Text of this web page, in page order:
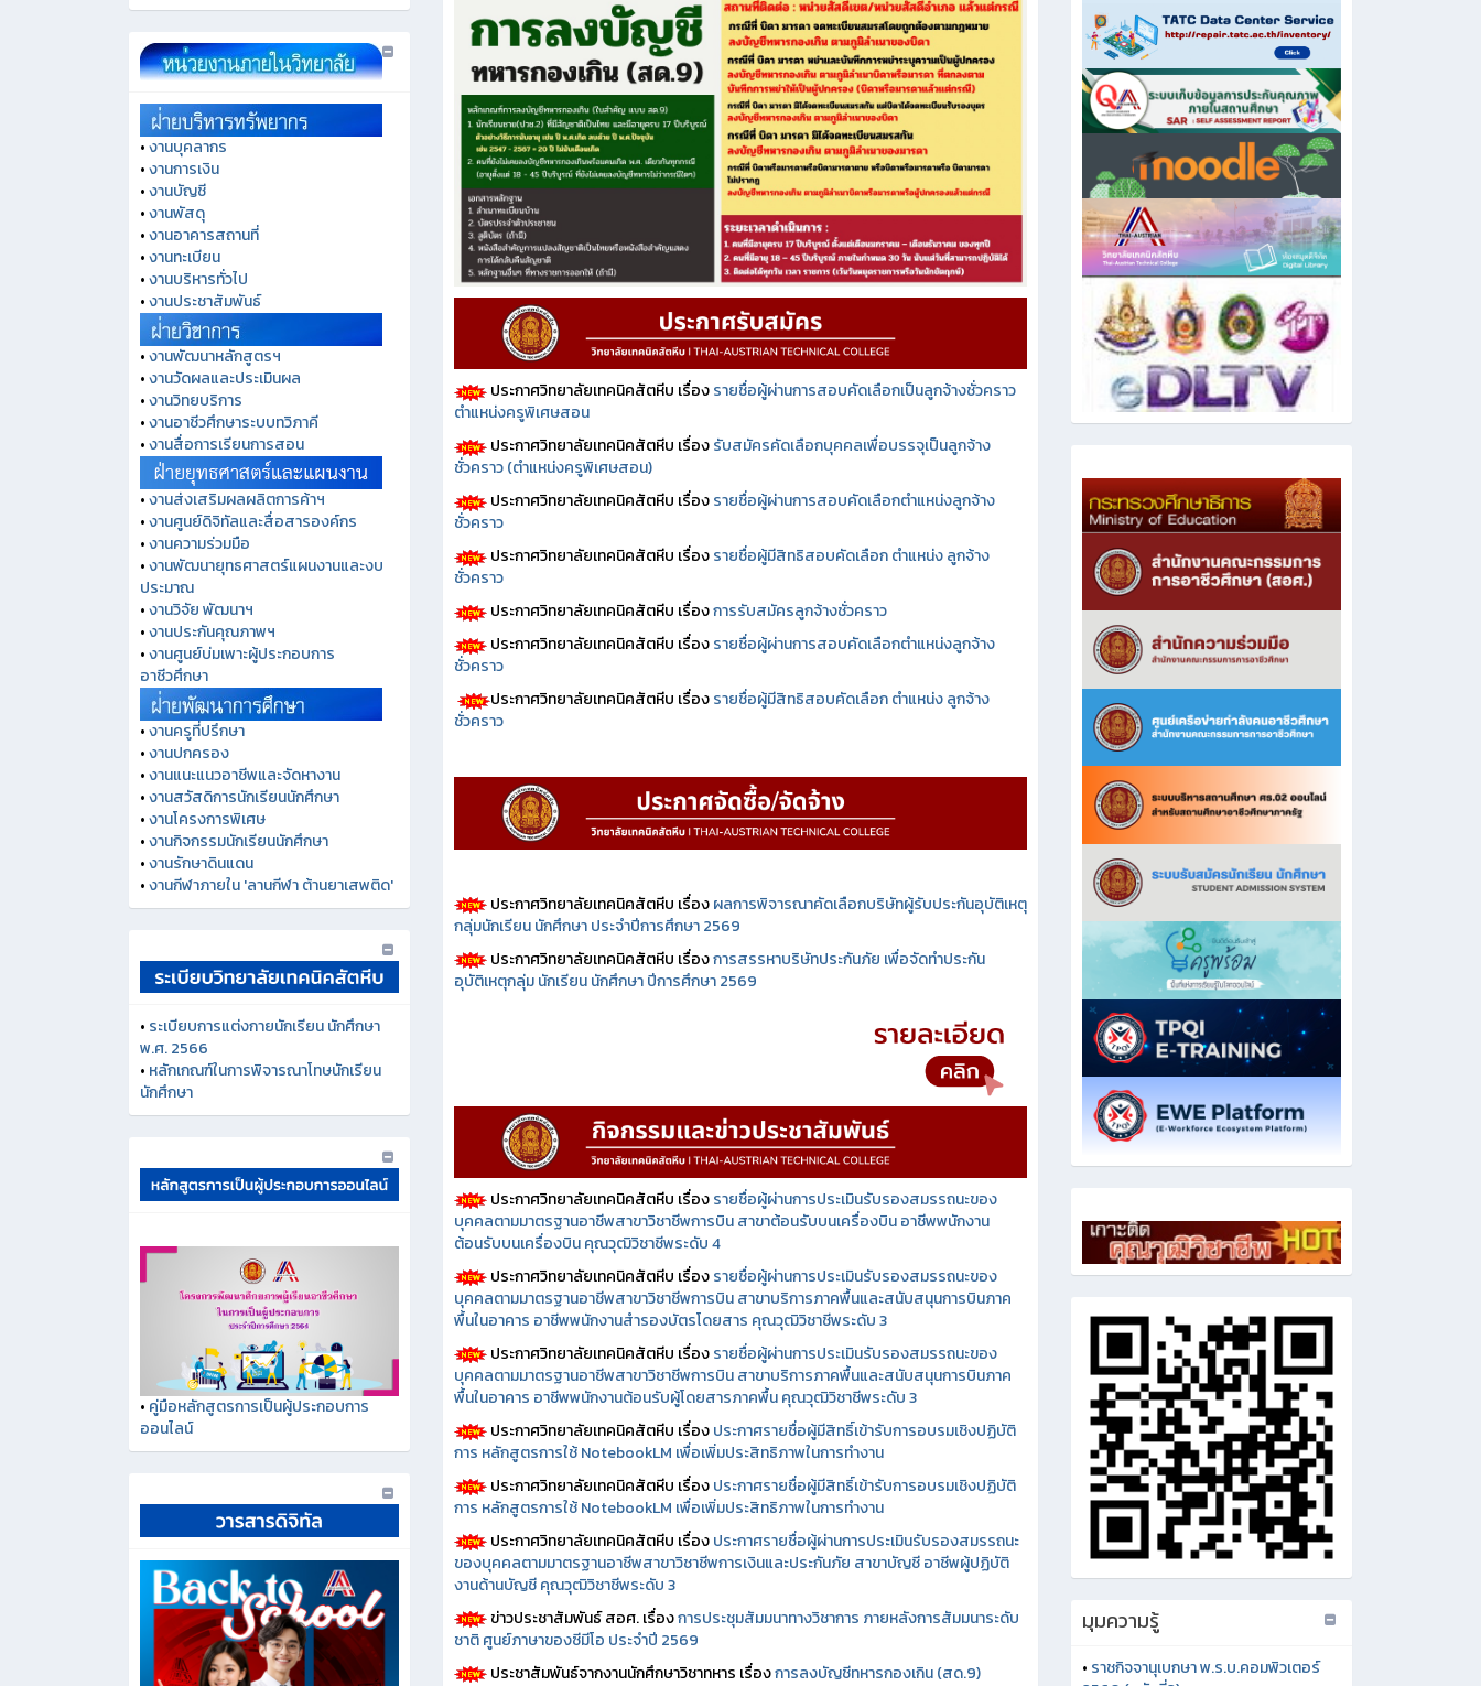
•งานบุคลากร
•งานการเงิน
•งานบัญชี
•งานพัสดุ
•งานอาคารสถานที่
•งานทะเบียน
•งานบริหารทั่วไป
•งานประชาสัมพันธ์
•งานพัฒนาหลักสูตรฯ
•งานวัดผลและประเมินผล
•งานวิทยบริการ
•งานอาชีวศึกษาระบบทวิภาคี
•งานสื่อการเรียนการสอน
•งานส่งเสริมผลผลิตการค้าฯ
•งานศูนย์ดิจิทัลและสื่อสารองค์กร
•งานความร่วมมือ
•งานพัฒนายุทธศาสตร์แผนงานและงบ
ประมาณ
•งานวิจัย พัฒนาฯ
•งานประกันคุณภาพฯ
•งานศูนย์บ่มเพาะผู้ประกอบการ
อาชีวศึกษา
•งานครูที่ปรึกษา
•งานปกครอง
•งานแนะแนวอาชีพและจัดหางาน
•งานสวัสดิการนักเรียนนักศึกษา
•งานโครงการพิเศษ
•งานกิจกรรมนักเรียนนักศึกษา
•งานรักษาดินแดน
•งานกีฬาภายใน 'ลานกีฬา ต้านยาเสพติด'
• ระเบียบการแต่งกายนักเรียน นักศึกษา
พ.ศ. 2566
• หลักเกณฑ์ในการพิจารณาโทษนักเรียน
นักศึกษา
• คู่มือหลักสูตรการเป็นผู้ประกอบการ
ออนไลน์
ประกาศวิทยาลัยเทคนิคสัตหีบ เรื่องรายชื่อผู้ผ่านการสอบคัดเลือกเป็นลูกจ้างชั่วคราว
ตำแหน่งครูพิเศษสอน
ประกาศวิทยาลัยเทคนิคสัตหีบ เรื่องรับสมัครคัดเลือกบุคคลเพื่อบรรจุเป็นลูกจ้าง
ชั่วคราว (ตำแหน่งครูพิเศษสอน)
ประกาศวิทยาลัยเทคนิคสัตหีบ เรื่องรายชื่อผู้ผ่านการสอบคัดเลือกตำแหน่งลูกจ้าง
ชั่วคราว
ประกาศวิทยาลัยเทคนิคสัตหีบ เรื่องรายชื่อผู้มีสิทธิสอบคัดเลือก ตำแหน่ง ลูกจ้าง
ชั่วคราว
ประกาศวิทยาลัยเทคนิคสัตหีบ เรื่องการรับสมัครลูกจ้างชั่วคราว
ประกาศวิทยาลัยเทคนิคสัตหีบ เรื่องรายชื่อผู้ผ่านการสอบคัดเลือกตำแหน่งลูกจ้าง
ชั่วคราว
ประกาศวิทยาลัยเทคนิคสัตหีบ เรื่องรายชื่อผู้มีสิทธิสอบคัดเลือก ตำแหน่ง ลูกจ้าง
ชั่วคราว
ประกาศวิทยาลัยเทคนิคสัตหีบ เรื่องผลการพิจารณาคัดเลือกบริษัทผู้รับประกันอุบัติเหตุ
กลุ่มนักเรียน นักศึกษา ประจำปีการศึกษา 2569
ประกาศวิทยาลัยเทคนิคสัตหีบ เรื่องการสรรหาบริษัทประกันภัย เพื่อจัดทำประกัน
อุบัติเหตุกลุ่ม นักเรียน นักศึกษา ปีการศึกษา 2569
ประกาศวิทยาลัยเทคนิคสัตหีบ เรื่องรายชื่อผู้ผ่านการประเมินรับรองสมรรถนะของ
บุคคลตามมาตรฐานอาชีพสาขาวิชาชีพการบิน สาขาต้อนรับบนเครื่องบิน อาชีพพนักงาน
ต้อนรับบนเครื่องบิน คุณวุฒิวิชาชีพระดับ 4
ประกาศวิทยาลัยเทคนิคสัตหีบ เรื่องรายชื่อผู้ผ่านการประเมินรับรองสมรรถนะของ
บุคคลตามมาตรฐานอาชีพสาขาวิชาชีพการบิน สาขาบริการภาคพื้นและสนับสนุนการบินภาค
พื้นในอาคาร อาชีพพนักงานสำรองบัตรโดยสาร คุณวุฒิวิชาชีพระดับ 3
ประกาศวิทยาลัยเทคนิคสัตหีบ เรื่องรายชื่อผู้ผ่านการประเมินรับรองสมรรถนะของ
บุคคลตามมาตรฐานอาชีพสาขาวิชาชีพการบิน สาขาบริการภาคพื้นและสนับสนุนการบินภาค
พื้นในอาคาร อาชีพพนักงานต้อนรับผู้โดยสารภาคพื้น คุณวุฒิวิชาชีพระดับ 3
ประกาศวิทยาลัยเทคนิคสัตหีบ เรื่องประกาศรายชื่อผู้มีสิทธิ์เข้ารับการอบรมเชิงปฏิบัติ
การ หลักสูตรการใช้ NotebookLM เพื่อเพิ่มประสิทธิภาพในการทำงาน
ประกาศวิทยาลัยเทคนิคสัตหีบ เรื่องประกาศรายชื่อผู้มีสิทธิ์เข้ารับการอบรมเชิงปฏิบัติ
การ หลักสูตรการใช้ NotebookLM เพื่อเพิ่มประสิทธิภาพในการทำงาน
ประกาศวิทยาลัยเทคนิคสัตหีบ เรื่องประกาศรายชื่อผู้ผ่านการประเมินรับรองสมรรถนะ
ของบุคคลตามมาตรฐานอาชีพสาขาวิชาชีพการเงินและประกันภัย สาขาบัญชี อาชีพผู้ปฏิบัติ
งานด้านบัญชี คุณวุฒิวิชาชีพระดับ 3
ข่าวประชาสัมพันธ์ สอศ.เรื่องการประชุมสัมมนาทางวิชาการ ภายหลังการสัมมนาระดับ
ชาติ ศูนย์ภาษาของซีมีโอ ประจำปี 2569
ประชาสัมพันธ์จากงานนักศึกษาวิชาทหาร เรื่องการลงบัญชีทหารกองเกิน (สด.9)
มุมความรู้
• ราชกิจจานุเบกษา พ.ร.บ.คอมพิวเตอร์